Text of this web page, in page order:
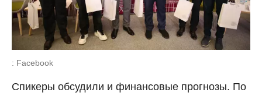
: Facebook
Спикеры обсудили и финансовые прогнозы. По